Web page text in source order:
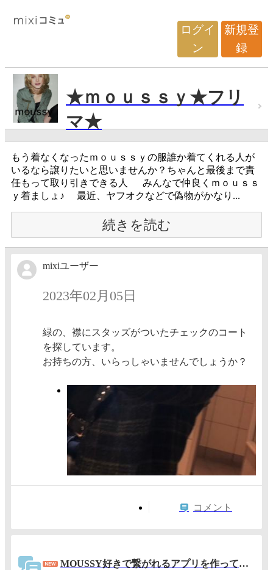
ログイ
ン
新規登
録
★ｍｏｕｓｓｙ★フリ
マ★
もう着なくなったｍｏｕｓｓｙの服誰か着てくれる人が
いるなら譲りたいと思いませんか？ちゃんと最後まで責
任もって取り引きできる人 みんなで仲良くｍｏｕｓｓ
ｙ着ましょ♪ 最近、ヤフオクなどで偽物がかなり...
続きを読む
mixiユーザー
2023年02月05日
緑の、襟にスタッズがついたチェックのコート
を探しています。
お持ちの方、いらっしゃいませんでしょうか？
コメント
MOUSSY好きで繋がれるアプリを作っています！